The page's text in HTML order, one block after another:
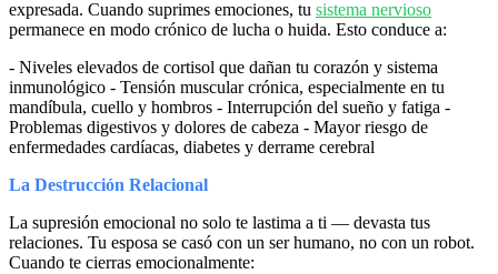
expresada. Cuando suprimes emociones, tu sistema nervioso
permanece en modo crónico de lucha o huida. Esto conduce a:
- Niveles elevados de cortisol que dañan tu corazón y sistema
inmunológico - Tensión muscular crónica, especialmente en tu
mandíbula, cuello y hombros - Interrupción del sueño y fatiga -
Problemas digestivos y dolores de cabeza - Mayor riesgo de
enfermedades cardíacas, diabetes y derrame cerebral
La Destrucción Relacional
La supresión emocional no solo te lastima a ti — devasta tus
relaciones. Tu esposa se casó con un ser humano, no con un robot.
Cuando te cierras emocionalmente: